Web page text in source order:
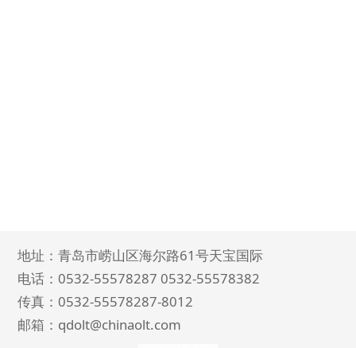
地址：青岛市崂山区海尔路61号天宝国际
电话：0532-55578287 0532-55578382
传真：0532-55578287-8012
邮箱：qdolt@chinaolt.com